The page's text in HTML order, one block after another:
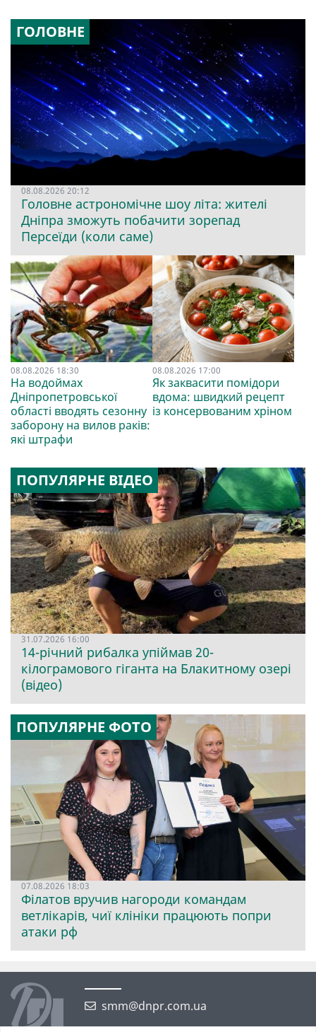
ГОЛОВНЕ
08.08.2026 20:12
Головне астрономічне шоу літа: жителі
Дніпра зможуть побачити зорепад
Персеїди (коли саме)
08.08.2026 18:30
На водоймах
Дніпропетровської
області вводять сезонну
заборону на вилов раків:
які штрафи
08.08.2026 17:00
Як заквасити помідори
вдома: швидкий рецепт
із консервованим хріном
ПОПУЛЯРНЕ ВІДЕО
31.07.2026 16:00
14-річний рибалка упіймав 20-
кілограмового гіганта на Блакитному озері
(відео)
ПОПУЛЯРНЕ ФОТО
07.08.2026 18:03
Філатов вручив нагороди командам
ветлікарів, чиї клініки працюють попри
атаки рф
smm@dnpr.com.ua